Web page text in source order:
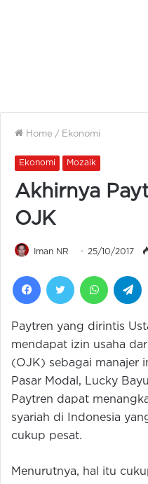
Home / Ekonomi
Ekonomi Mozaik
Akhirnya
OJK
Iman NR 25/10/2017
FacebookTwitter
Paytren yang dirintis
mendapat izin usaha
(OJK) sebagai manajer
Pasar Modal, Lucky
Paytren dapat
syariah di Indonesia
cukup pesat.
Menurutnya, hal itu